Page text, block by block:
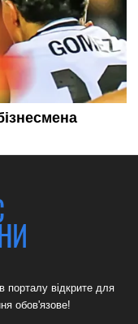
порталу відкрите для
обов'язове!